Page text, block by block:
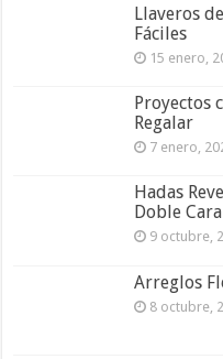
Llaveros
Fáciles
15 enero,
Proyectos
Regalar
7 enero,
Hadas
Doble Cara
9 octubre,
Arreglos
8 octubre,